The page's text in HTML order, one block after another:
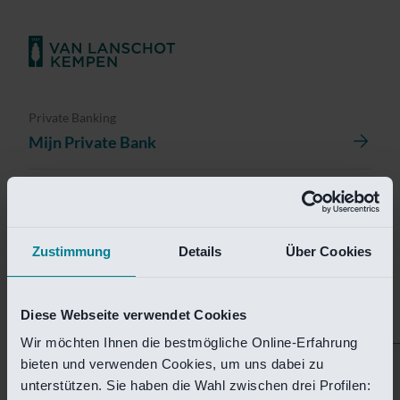
Zustimmung Details Über Cookies
Diese Webseite verwendet Cookies
Wir möchten Ihnen die bestmögliche Online-Erfahrung
bieten und verwenden Cookies, um uns dabei zu
unterstützen. Sie haben die Wahl zwischen drei Profilen:
Private Banking
Mijn Private Bank
Helaas is deze pagina